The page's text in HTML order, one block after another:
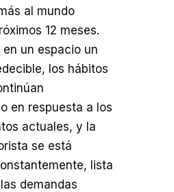
al mundo
12 meses.
en un espacio un
los hábitos
en respuesta a los
actuales, y la
se está
lista
demandas